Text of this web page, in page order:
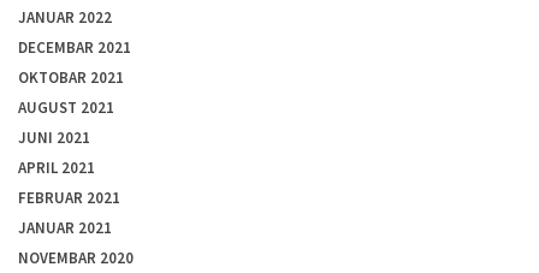
JANUAR 2022
DECEMBAR 2021
OKTOBAR 2021
AUGUST 2021
JUNI 2021
APRIL 2021
FEBRUAR 2021
JANUAR 2021
NOVEMBAR 2020